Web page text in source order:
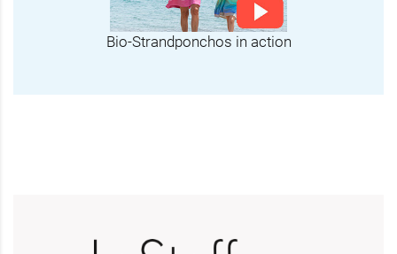
Bio-Strandponchos in action